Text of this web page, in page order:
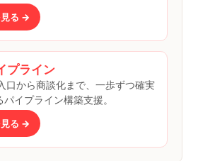
見る →
プライン
口から商談化まで、一歩ずつ確実
イプライン構築支援。
見る →